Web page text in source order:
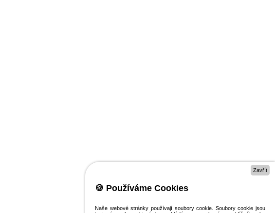
Zavřít
🍪 Používáme Cookies
Naše webové stránky používají soubory cookie. Soubory cookie jsou